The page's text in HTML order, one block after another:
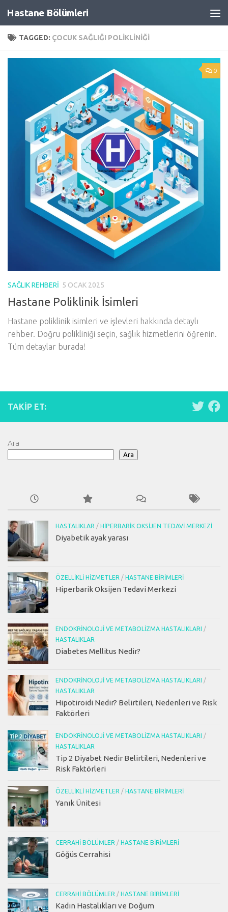
Skip to content
Hastane Bölümleri
TAGGED: ÇOCUK SAĞLIĞI POLIKLINIĞI
0
SAĞLIK REHBERI 5 OCAK 2025
Hastane Poliklinik İsimleri
Hastane poliklinik isimleri ve işlevleri hakkında detaylı
rehber. Doğru polikliniği seçin, sağlık hizmetlerini öğrenin.
Tüm detaylar burada!
TAKIP ET:
Ara
Ara
HASTALIKLAR / HIPERBARIK OKSIJEN TEDAVI MERKEZI
Diyabetik ayak yarası
ÖZELLIKLI HIZMETLER / HASTANE BIRIMLERI
Hiperbarik Oksijen Tedavi Merkezi
ENDOKRINOLOJI VE METABOLIZMA HASTALIKLARI
/
HASTALIKLAR
Diabetes Mellitus Nedir?
ENDOKRINOLOJI VE METABOLIZMA HASTALIKLARI
/
HASTALIKLAR
Hipotiroidi Nedir? Belirtileri, Nedenleri ve Risk
Faktörleri
ENDOKRINOLOJI VE METABOLIZMA HASTALIKLARI
/
HASTALIKLAR
Tip 2 Diyabet Nedir Belirtileri, Nedenleri ve
Risk Faktörleri
ÖZELLIKLI HIZMETLER / HASTANE BIRIMLERI
Yanık Ünitesi
CERRAHI BÖLÜMLER / HASTANE BIRIMLERI
Göğüs Cerrahisi
CERRAHI BÖLÜMLER / HASTANE BIRIMLERI
Kadın Hastalıkları ve Doğum